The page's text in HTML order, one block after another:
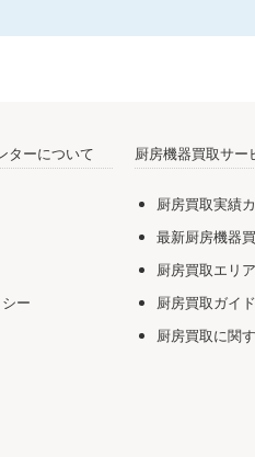
ターについて
ー
厨房機器買取サー
厨房買取実績
最新厨房機器
厨房買取エリア
厨房買取ガイド
厨房買取に関